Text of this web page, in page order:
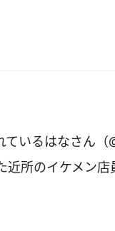
いるはなさん
所のイケメン